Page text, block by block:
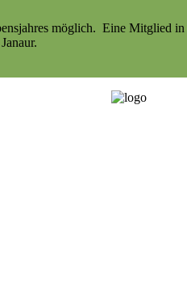
möglich. Eine Mitglied